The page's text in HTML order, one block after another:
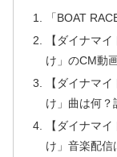
「BOAT
【ダイナマ
け」のCM動
【ダイナマ
け」曲は何？
【ダイナマ
け」音楽配信